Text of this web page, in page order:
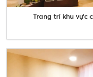
Trang trí khu vực